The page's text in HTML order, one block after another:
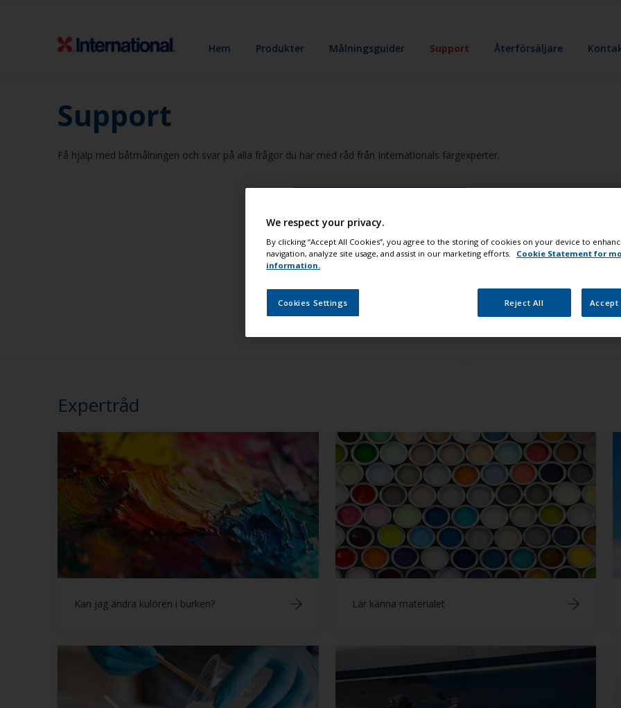
Hem Produkter Målningsguider Support Återförsäljare
Support
Få hjälp med båtmålningen och svar på alla frågor du har med råd från Internationals färgexperter.
Fernissor
Grundfärger
Hälsa och säkerhet
Lackfärger
Material
Reparationer
Expertråd
Kan jag ändra kulören i burken? Lär känna materialet
We respect your privacy.
By clicking “Accept All Cookies”, you agree to the storing of cookies on your device to
navigation, analyze site usage, and assist in our marketing efforts.
Cookie Statement for
information.
Cookies Settings Reject All Accept